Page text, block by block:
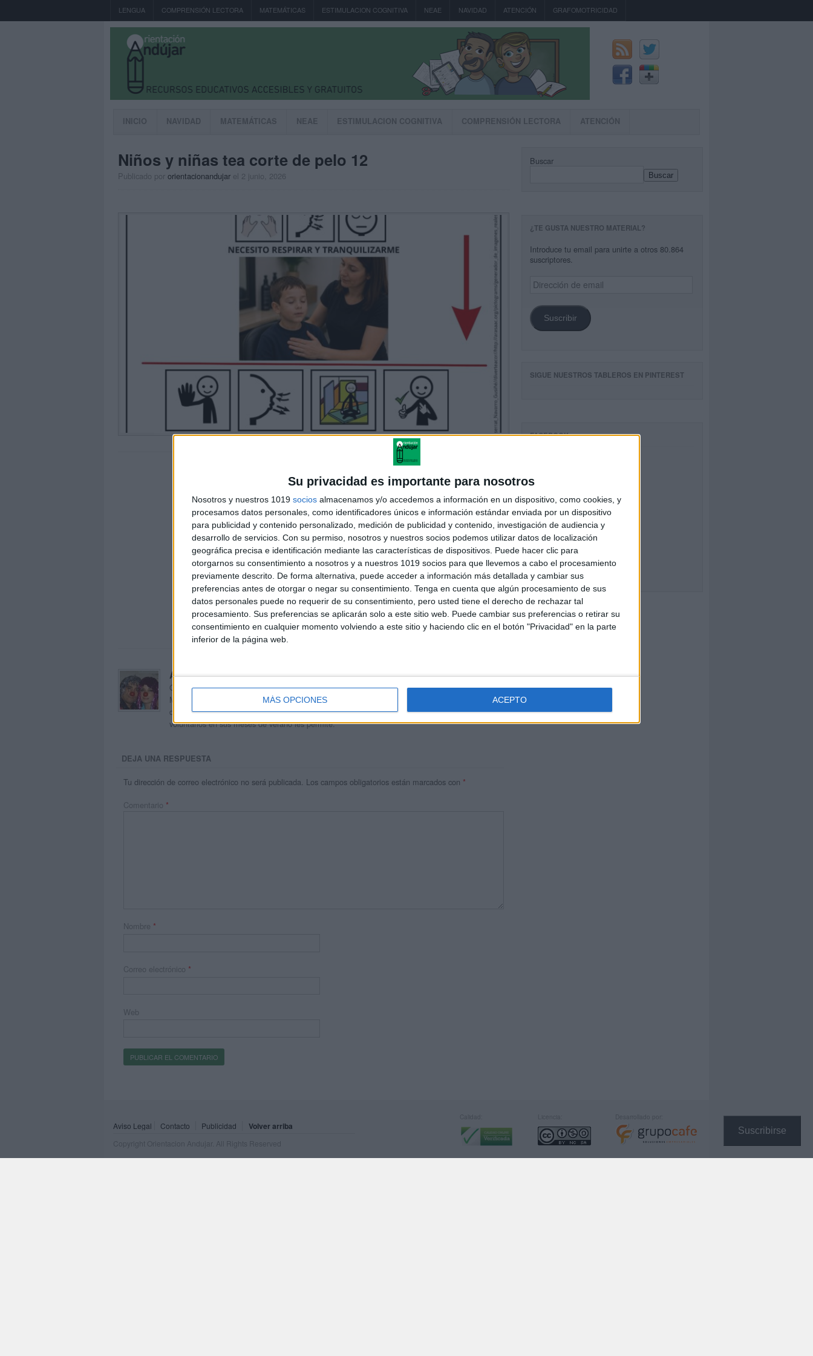
Su privacidad es importante para nosotros
Nosotros y nuestros 1019 socios almacenamos y/o accedemos a información en un dispositivo, como cookies, y
procesamos datos personales, como identificadores únicos e información estándar enviada por un dispositivo
para publicidad y contenido personalizado, medición de publicidad y contenido, investigación de audiencia y
desarrollo de servicios. Con su permiso, nosotros y nuestros socios podemos utilizar datos de localización
geográfica precisa e identificación mediante las características de dispositivos. Puede hacer clic para
otorgarnos su consentimiento a nosotros y a nuestros 1019 socios para que llevemos a cabo el procesamiento
previamente descrito. De forma alternativa, puede acceder a información más detallada y cambiar sus
preferencias antes de otorgar o negar su consentimiento. Tenga en cuenta que algún procesamiento de sus
datos personales puede no requerir de su consentimiento, pero usted tiene el derecho de rechazar tal
procesamiento. Sus preferencias se aplicarán solo a este sitio web. Puede cambiar sus preferencias o retirar su
consentimiento en cualquier momento volviendo a este sitio y haciendo clic en el botón "Privacidad" en la parte
inferior de la página web.
MÁS OPCIONES ACEPTO
Suscribirse
LENGUA COMPRENSIÓN LECTORA MATEMÁTICAS ESTIMULACION COGNITIVA NEAE NAVIDAD ATENCIÓN GRAFOMOTRICIDAD
INICIO NAVIDAD MATEMÁTICAS NEAE ESTIMULACION COGNITIVA COMPRENSIÓN LECTORA ATENCIÓN
Niños y niñas tea corte de pelo 12
Publicado por orientacionandujar el 2 junio, 2026
Acerca de orientacionandujar
Orientación Andújar no es solo un blog, es la apuesta personal de dos profesores Ginés y
Maribel, que además de ser pareja, son los encargados de los contenidos que encontramos
dentro del blog y en el cual, vuelcan la mayor parte del tiempo, que sus tareas como docentes, y
voluntarios en sus meses de verano les permite.
DEJA UNA RESPUESTA
Tu dirección de correo electrónico no será publicada. Los campos obligatorios están marcados con *
Comentario *
Nombre *
Correo electrónico *
Web
Buscar
Buscar
¿TE GUSTA NUESTRO MATERIAL?
Introduce tu email para unirte a otros 80.864
suscriptores.
Dirección
de
Suscribir
SIGUE NUESTROS TABLEROS EN PINTEREST
FACEBOOK
Aviso Legal Contacto Publicidad Volver arriba